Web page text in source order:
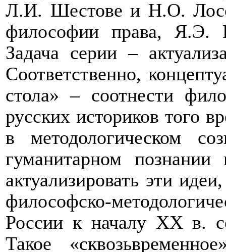
Л.И. Шестове и Н.О.
философии права, Я.Э.
Задача серии –
Соответственно,
стола» – соотнести
русских историков того
в методологическом
гуманитарном
актуализировать эти
философско-
России к началу ХХ в.
Такое